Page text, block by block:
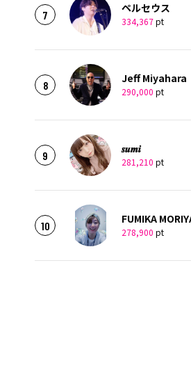
7 ペルセウス
334,367pt
8 Jeff Miyahara
290,000 pt
9 𝒔𝒖𝒎𝒊
281,210 pt
10 FUMIKA
278,900 pt